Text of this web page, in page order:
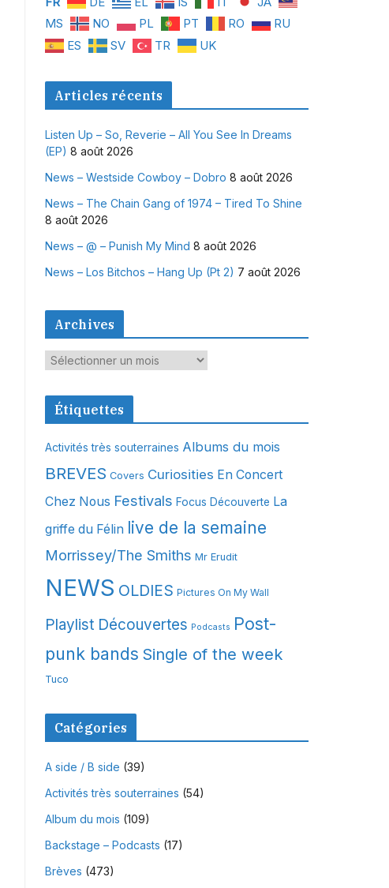
MS
NO PL PT RO
RU
ES
SV TR UK
Articles récents
Listen Up – So, Reverie – All You See In Dreams
(EP) 8 août 2026
News – Westside Cowboy – Dobro 8 août 2026
News – The Chain Gang of 1974 – Tired To Shine
8 août 2026
News – @ – Punish My Mind 8 août 2026
News – Los Bitchos – Hang Up (Pt 2) 7 août 2026
Archives
A
c
e
s
Étiquettes
Activités très souterraines Albums du mois
BREVES Covers Curiosities En Concert
Chez Nous Festivals Focus Découverte La
griffe du Félin live de la semaine
Morrissey/The Smiths Mr Erudit
NEWS OLDIES Pictures On My Wall
Playlist Découvertes Podcasts Post-
punk bands Single of the week
Tuco
Catégories
A side / B side (39)
Activités très souterraines (54)
Album du mois (109)
Backstage – Podcasts (17)
Brèves (473)